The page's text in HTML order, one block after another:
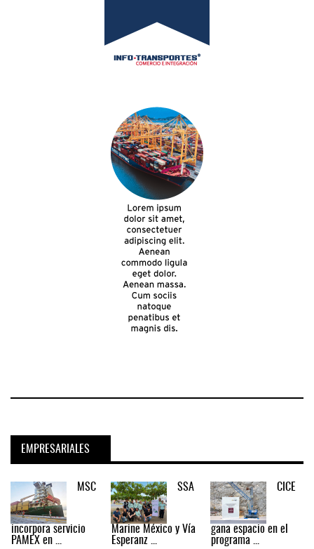
EMPRESARIALES
MSC
incorpora servicio
PAMEX en ...
SSA
Marine México y Vía
Esperanz ...
CICE
gana espacio en el
programa ...